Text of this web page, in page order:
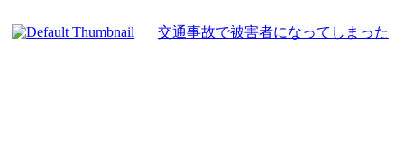
交通事故で被害者になってしまった